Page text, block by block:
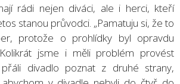
rádi nejen diváci, ale i herci, kteří
stanou průvodci. „Pamatuju si, že to
protože o prohlídky byl opravdu
jsme i měli problém provést
divadlo poznat z druhé strany,